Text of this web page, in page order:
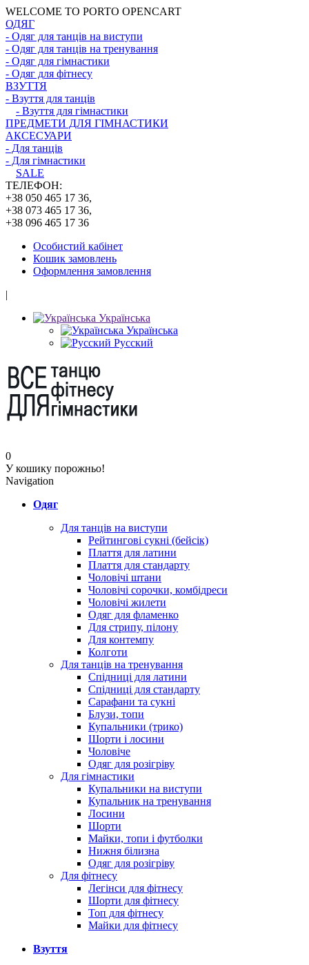
WELCOME TO PORTO OPENCART
ОДЯГ
- Одяг для танців на виступи
- Одяг для танців на тренування
- Одяг для гімнастики
- Одяг для фітнесу
ВЗУТТЯ
- Взуття для танців
- Взуття для гімнастики
ПРЕДМЕТИ ДЛЯ ГІМНАСТИКИ
АКСЕСУАРИ
- Для танців
- Для гімнастики
SALE
ТЕЛЕФОН:
+38 050 465 17 36,
+38 073 465 17 36,
+38 096 465 17 36
Особистий кабінет
Кошик замовлень
Оформлення замовлення
|
Українська
Українська
Русский
0
У кошику порожньо!
Navigation
Одяг
Для танців на виступи
Рейтингові сукні (бейсік)
Плаття для латини
Плаття для стандарту
Чоловічі штани
Чоловічі сорочки, комбідреси
Чоловічі жилети
Одяг для фламенко
Для стрипу, пілону
Для контемпу
Колготи
Для танців на тренування
Спідниці для латини
Спідниці для стандарту
Сарафани та сукні
Блузи, топи
Купальники (трико)
Шорти і лосини
Чоловіче
Одяг для розігріву
Для гімнастики
Купальники на виступи
Купальник на тренування
Лосини
Шорти
Майки, топи і футболки
Нижня білизна
Одяг для розігріву
Для фітнесу
Легінси для фітнесу
Шорти для фітнесу
Топ для фітнесу
Майки для фітнесу
Взуття